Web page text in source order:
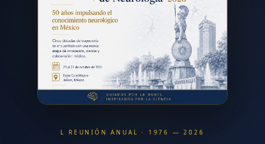
L REUNIÓN ANUAL · 1976 — 2026